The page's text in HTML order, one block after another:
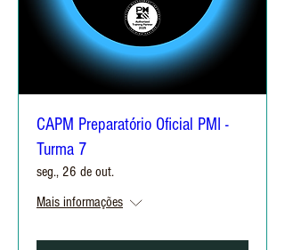
CAPM Preparatório Oficial PMI -
Turma 7
seg., 26 de out.
Mais informações